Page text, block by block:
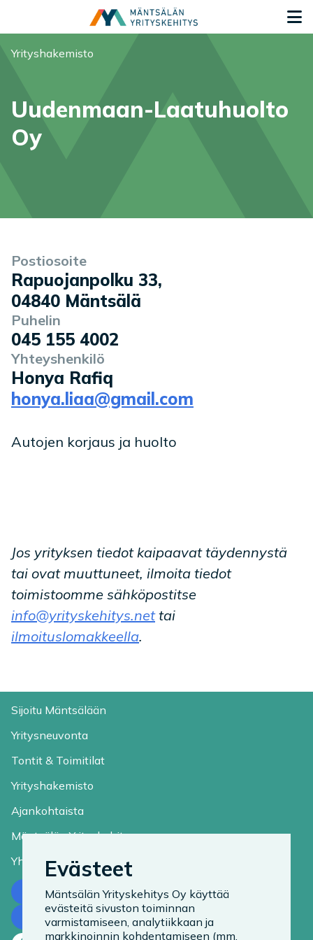
Olet tässä:
Yrityshakemisto
Uudenmaan-Laatuhuolto
Oy
Yrityksen tiedot
Postiosoite
Rapuojanpolku 33,
04840 Mäntsälä
Puhelin
045 155 4002
Yhteyshenkilö
Honya Rafiq
honya.liaa@gmail.com
Palvelukuvaus
Autojen korjaus ja huolto
Jos yrityksen tiedot kaipaavat täydennystä
tai ovat muuttuneet, ilmoita tiedot
toimistoomme sähköpostitse
info@yrityskehitys.nettai
ilmoituslomakkeella.
Sijoitu Mäntsälään
Yritysneuvonta
Tontit & Toimitilat
Yrityshakemisto
Ajankohtaista
Mäntsälän Yrityskehitys
Yhteystiedot
Ota yhteyttä
Tilaa uutiskirje
Evästeet
Mäntsälän Yrityskehitys Oy käyttää
evästeitä sivuston toiminnan
varmistamiseen, analytiikkaan ja
markkinoinnin kohdentamiseen (mm.